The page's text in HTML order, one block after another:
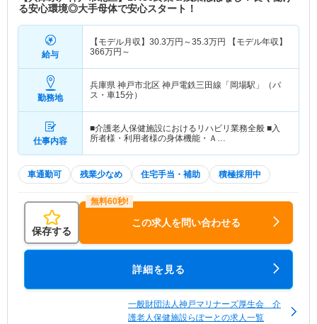
る安心環境◎大手母体で安心スタート！
給与
【モデル月収】 30.3万円～35.3万円
【モデル年収】
366万円～
勤務地
兵庫県 神戸市北区 神戸電鉄三田線「岡場駅」（バ
ス・車15分）
仕事内容
■介護老人保健施設におけるリハビリ業務全般 ■入
所者様・利用者様の身体機能・Ａ…
車通勤可 残業少なめ 住宅手当・補助 積極採用中
保存する
この求人を問い合わせる
詳細を見る
一般財団法人神戸マリナーズ厚生会 介
護老人保健施設らぽーとの求人一覧